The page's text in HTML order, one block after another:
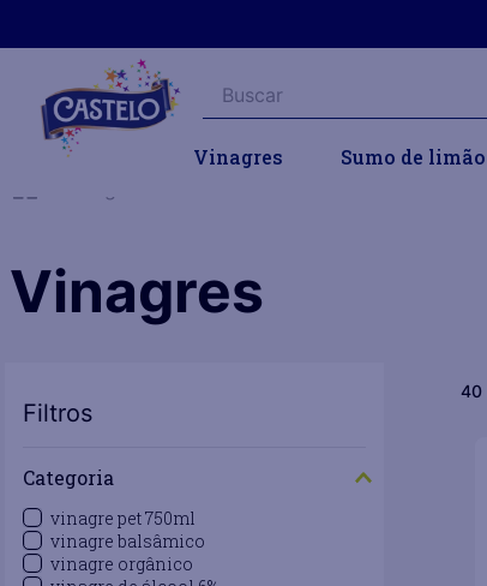
Buscar
Vinagres Sumo de limão
Vinagres
Filtros
Categoria
vinagre pet 750ml
vinagre balsâmico
vinagre orgânico
40